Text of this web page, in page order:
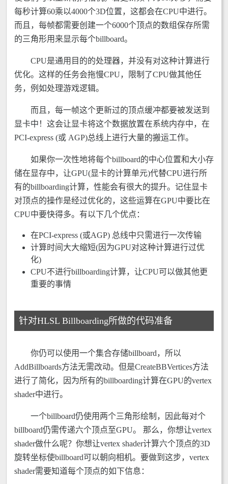
每秒计算60乘以4000个3D位置，这都会在CPU中进行。
而且，每帧都需要创建一个6000个顶点的数组保存所需
的三角形用来显示每个billboard。
CPU是通用目的的处理器，并没有对这种计算进行
优化。这样的任务会拖慢CPU，限制了CPU做其他任
务，例如处理游戏逻辑。
而且，每一帧这个更新过的顶点缓冲都要被发送到
显卡中！这会让显卡将这个数据放置在系统内存中，在
PCI-express (或 AGP)总线上进行大量的搬运工作。
如果你一次性地将每个billboard的中心位置和大小存
储在显存中，让GPU(显卡的计算单元)代替CPU进行所
有的billboarding计算，性能会有很大的提升。记住显卡
对顶点的操作是经过优化的，这些运算在GPU中要比在
CPU中要快得多。有以下几个优点：
在PCI-express (或AGP) 总线中只需进行一次传输
计算时间大大缩短(因为GPU对这种计算进行过优
化)
CPU不进行billboarding计算，让CPU可以做其他更
重要的事情
针对HLSL Billboarding所做的代码准备
你仍可以使用一个集合存储billboard，所以
AddBillboards方法无需改动。但是CreateBBVertices方法
进行了简化，因为所有的billboarding计算在GPU的vertex
shader中进行。
一个billboard仍使用两个三角形绘制，因此每对个
billboard仍需传递六个顶点至GPU。 那么，你想让vertex
shader做什么呢？你想让vertex shader计算六个顶点的3D
旋转坐标使billboard可以朝向相机。要做到这步，vertex
shader需要知道每个顶点的如下信息：